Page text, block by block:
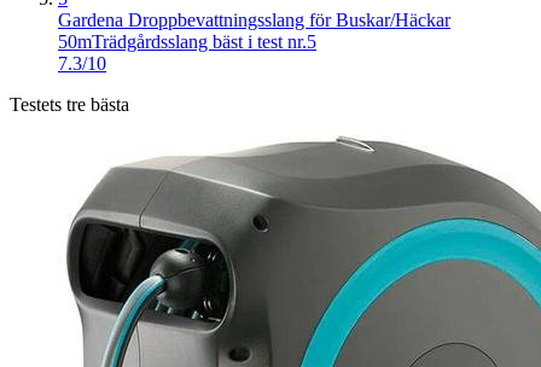
Gardena Droppbevattningsslang för Buskar/Häckar
50mTrädgårdsslang bäst i test nr.5
7.3/10
Testets tre bästa